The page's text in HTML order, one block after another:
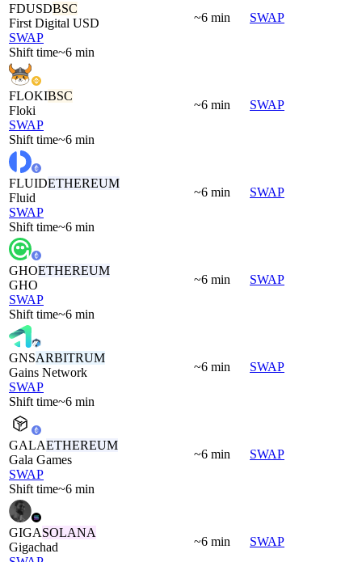
FDUSDBSC
First Digital USD
SWAP
Shift time~6 min
~6 min SWAP
FLOKIBSC
Floki
SWAP
Shift time~6 min
~6 min SWAP
FLUIDETHEREUM
Fluid
SWAP
Shift time~6 min
~6 min SWAP
GHOETHEREUM
GHO
SWAP
Shift time~6 min
~6 min SWAP
GNSARBITRUM
Gains Network
SWAP
Shift time~6 min
~6 min SWAP
GALAETHEREUM
Gala Games
SWAP
Shift time~6 min
~6 min SWAP
GIGASOLANA
Gigachad
~6 min SWAP